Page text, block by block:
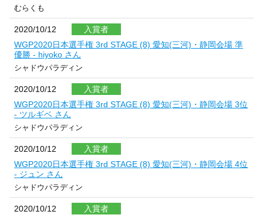
むらくも
2020/10/12
入賞者
WGP2020日本選手権 3rd STAGE (8) 愛知(三河)・静岡会場 準
優勝 - hiyoko さん
シャドウパラディン
2020/10/12
入賞者
WGP2020日本選手権 3rd STAGE (8) 愛知(三河)・静岡会場 3位
- ツルギベ さん
シャドウパラディン
2020/10/12
入賞者
WGP2020日本選手権 3rd STAGE (8) 愛知(三河)・静岡会場 4位
- ジュン さん
シャドウパラディン
2020/10/12
入賞者